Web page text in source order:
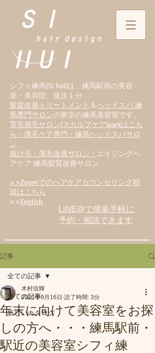
シフィ練馬(Si hui)は、 練馬駅前の美容
室・美容院、徒歩１分
髪質改善トリートメント ＆ヘッドスパ 練
馬専門サロンの東京の練馬美容室です。
育毛発毛サロン(スカルプケア)parkはこち
ら・薄毛ケア専門・練馬ヘッドスパサロ
ン
抜け毛・薄毛改善サロン・ エイジングヘ
アケア 練馬髪質改善サロン
>>Zoomでのヘアケアカウンセリング相
談はこちら
>>English
LINE@で簡単手軽に
予約・相談できます
記事
全ての記事
新しいカタログ
全ての記事
年末に向けて美容室をお探
しの方へ・・・練馬駅前・
駅近の美容室シフィ練
木村信輝
2021年9月16日 読了時間: 3分